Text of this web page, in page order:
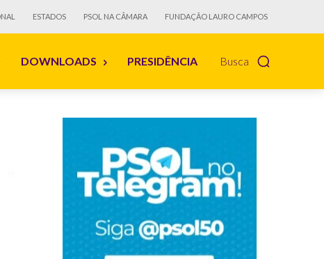
ESTADOS PSOL NA CÂMARA FUNDAÇÃO LAURO CAMPOS
Busca
DOWNLOADS PRESIDÊNCIA